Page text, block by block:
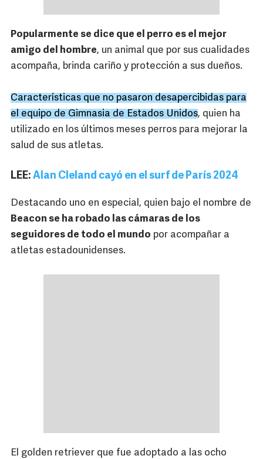
Popularmente se dice que el perro es el mejor
amigo del hombre, un animal que por sus cualidades
acompaña, brinda cariño y protección a sus dueños.
Características que no pasaron desapercibidas para
el equipo de Gimnasia de Estados Unidos, quien ha
utilizado en los últimos meses perros para mejorar la
salud de sus atletas.
LEE: Alan Cleland cayó en el surf de París 2024
Destacando uno en especial, quien bajo el nombre de
Beacon se ha robado las cámaras de los
seguidores de todo el mundo por acompañar a
atletas estadounidenses.
El golden retriever que fue adoptado a las ocho